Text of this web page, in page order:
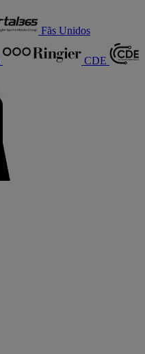
Fãs Unidos
CDE